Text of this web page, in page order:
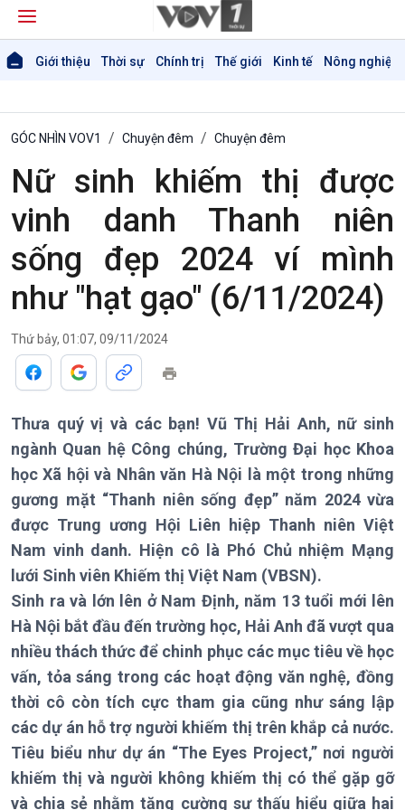
Giới thiệu Thời sự Chính trị Thế giới Kinh tế Nông nghiệp
Giới thiệu
Thời sự
Thời sự 6h
Thời sự 12h
Thời sự 18h
Chính trị
Tin Chính trị
Chính phủ với người dân
Xây dựng đảng
Đảng trong cuộc sống
Nhận diện sự thật
Pháp luật và đời sống
Thế giới
Tin thế giới
Vấn đề quốc tế
Hồ sơ sự kiện quốc tế
Thế giới & Việt Nam
Biên cương - Một dải vững
bền
Kinh tế
Tin Kinh tế
Trước giờ mở cửa
Nông nghiệp & Biển đảo
Tin Nông nghiệp & Biển
đảo
GÓC NHÌN VOV1 Chuyện đêm Chuyện đêm
Nữ sinh khiếm thị được
vinh danh Thanh niên
sống đẹp 2024 ví mình
như "hạt gạo" (6/11/2024)
Thứ bảy, 01:07, 09/11/2024
Thưa quý vị và các bạn! Vũ Thị Hải Anh, nữ sinh
ngành Quan hệ Công chúng, Trường Đại học Khoa
học Xã hội và Nhân văn Hà Nội là một trong những
gương mặt “Thanh niên sống đẹp” năm 2024 vừa
được Trung ương Hội Liên hiệp Thanh niên Việt
Nam vinh danh. Hiện cô là Phó Chủ nhiệm Mạng
lưới Sinh viên Khiếm thị Việt Nam (VBSN).
Sinh ra và lớn lên ở Nam Định, năm 13 tuổi mới lên
Hà Nội bắt đầu đến trường học, Hải Anh đã vượt qua
nhiều thách thức để chinh phục các mục tiêu về học
vấn, tỏa sáng trong các hoạt động văn nghệ, đồng
thời cô còn tích cực tham gia cũng như sáng lập
các dự án hỗ trợ người khiếm thị trên khắp cả nước.
Tiêu biểu như dự án “The Eyes Project,” nơi người
khiếm thị và người không khiếm thị có thể gặp gỡ
và chia sẻ nhằm tăng cường sự thấu hiểu giữa hai